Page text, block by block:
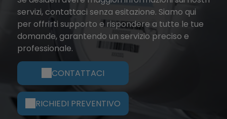
servizi, contattaci senza esitazione. Siamo qui
per offrirti supporto e rispondere a tutte le tue
domande, garantendo un servizio preciso e
professionale.
CONTATTACI
RICHIEDI PREVENTIVO